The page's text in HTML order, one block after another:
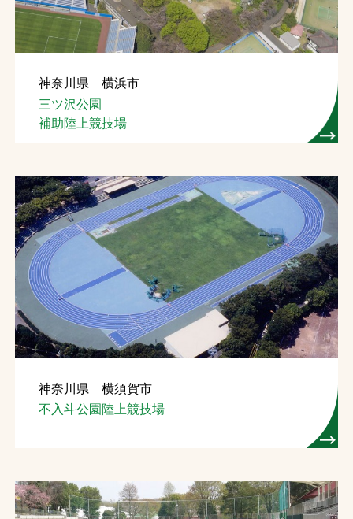
神奈川県 横浜市
三ツ沢公園
補助陸上競技場
神奈川県 横須賀市
不入斗公園陸上競技場